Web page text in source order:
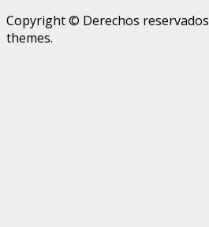
Copyright © Derechos reservados
themes.